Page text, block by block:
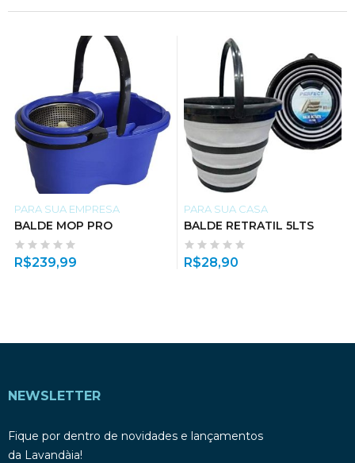
PARA SUA EMPRESA
BALDE MOP PRO
R$239,99
PARA SUA CASA
BALDE RETRATIL 5LTS
R$28,90
NEWSLETTER
Fique por dentro de novidades e lançamentos
da Lavandàia!